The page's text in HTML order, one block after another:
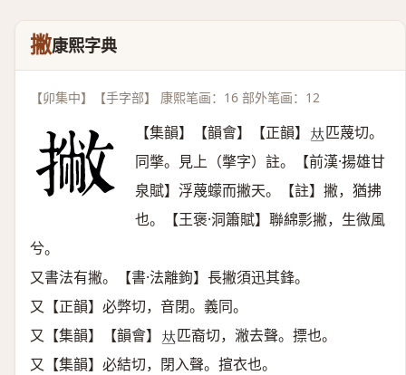
撇康熙字典
【卯集中】【手字部】 康熙笔画：16 部外笔画：12
【集韻】【韻會】【正韻】 𠀤匹蔑切。
同撆。見上（撆字）註。【前漢·揚雄甘
泉賦】浮蔑蠓而撇天。【註】撇，猶拂
也。【王褒·洞簫賦】聯綿彯撇，生微風
兮。
又書法有撇。【書·法離鉤】長撇須迅其鋒。
又【正韻】必弊切，音閉。義同。
又【集韻】【韻會】 𠀤匹裔切，潎去聲。摽也。
又【集韻】必結切，閉入聲。揎衣也。